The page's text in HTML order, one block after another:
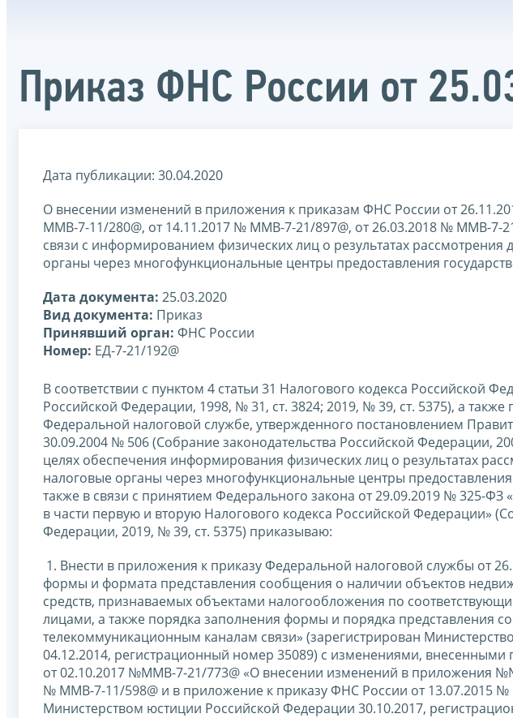
Приказ ФНС России от
Дата публикации: 30.04.2020
О внесении изменений в приложения к приказам ФНС России от
ММВ-7-11/280@, от 14.11.2017 № ММВ-7-21/897@, от 26.03.2018 № ММВ-7-
связи с информированием физических лиц о результатах рассмотрения
органы через многофункциональные центры предоставления
Дата документа: 25.03.2020
Вид документа: Приказ
Принявший орган: ФНС России
Номер: ЕД-7-21/192@
В соответствии с пунктом 4 статьи 31 Налогового кодекса Российской
Российской Федерации, 1998, № 31, ст. 3824; 2019, № 39, ст. 5375), а
Федеральной налоговой службе, утвержденного постановлением
30.09.2004 № 506 (Собрание законодательства Российской Федерации,
целях обеспечения информирования физических лиц о результатах
налоговые органы через многофункциональные центры
также в связи с принятием Федерального закона от 29.09.2019 № 325-ФЗ
в части первую и вторую Налогового кодекса Российской Федерации»
Федерации, 2019, № 39, ст. 5375) приказываю:
1. Внести в приложения к приказу Федеральной налоговой службы от
формы и формата представления сообщения о наличии объектов
средств, признаваемых объектами налогообложения по
лицами, а также порядка заполнения формы и порядка представления
телекоммуникационным каналам связи» (зарегистрирован
04.12.2014, регистрационный номер 35089) с изменениями,
от 02.10.2017 №ММВ-7-21/773@ «О внесении изменений в приложения
№ ММВ-7-11/598@ и в приложение к приказу ФНС России от 13.07.2015 №
Министерством юстиции Российской Федерации 30.10.2017,